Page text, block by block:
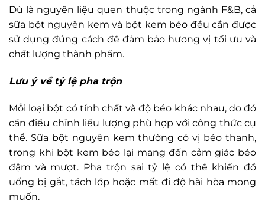
Dù là nguyên liệu quen thuộc trong ngành F&B, cả
sữa bột nguyên kem và bột kem béo đều cần được
sử dụng đúng cách để đảm bảo hương vị tối ưu và
chất lượng thành phẩm.
Lưu ý về tỷ lệ pha trộn
Mỗi loại bột có tính chất và độ béo khác nhau, do đó
cần điều chỉnh liều lượng phù hợp với công thức cụ
thể. Sữa bột nguyên kem thường có vị béo thanh,
trong khi bột kem béo lại mang đến cảm giác béo
đậm và mượt. Pha trộn sai tỷ lệ có thể khiến đồ
uống bị gắt, tách lớp hoặc mất đi độ hài hòa mong
muốn.